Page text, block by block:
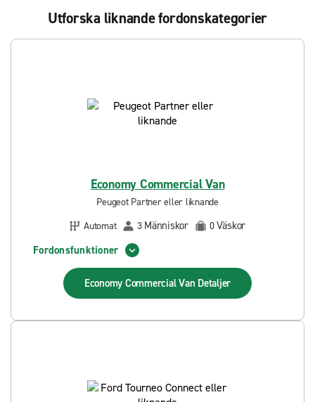
Utforska liknande fordonskategorier
Economy Commercial Van
Peugeot Partner eller liknande
Automat
3 Människor 0Väskor
Fordonsfunktioner
Economy Commercial Van Detaljer